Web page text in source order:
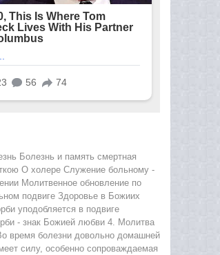
Болезнь и память смертная
О холере Служение больному -
Молитвенное обновление по
подвиге Здоровье в Божиих
уподобляется в подвиге
- знак Божией любви 4. Молитва
время болезни довольно домашней
силу, особенно сопроваждаемая